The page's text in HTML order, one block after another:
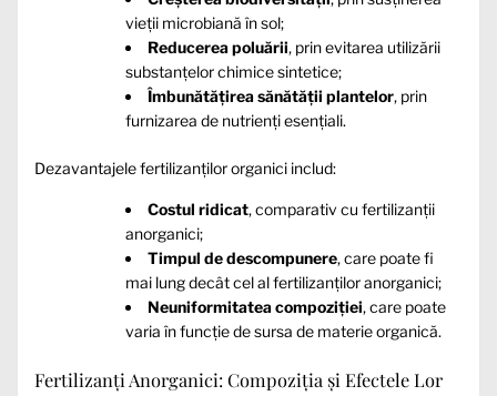
vieții microbiană în sol;
Reducerea poluării, prin evitarea utilizării
substanțelor chimice sintetice;
Îmbunătățirea sănătății plantelor, prin
furnizarea de nutrienți esențiali.
Dezavantajele fertilizanților organici includ:
Costul ridicat, comparativ cu fertilizanții
anorganici;
Timpul de descompunere, care poate fi
mai lung decât cel al fertilizanților anorganici;
Neuniformitatea compoziției, care poate
varia în funcție de sursa de materie organică.
Fertilizanți Anorganici: Compoziția și Efectele Lor